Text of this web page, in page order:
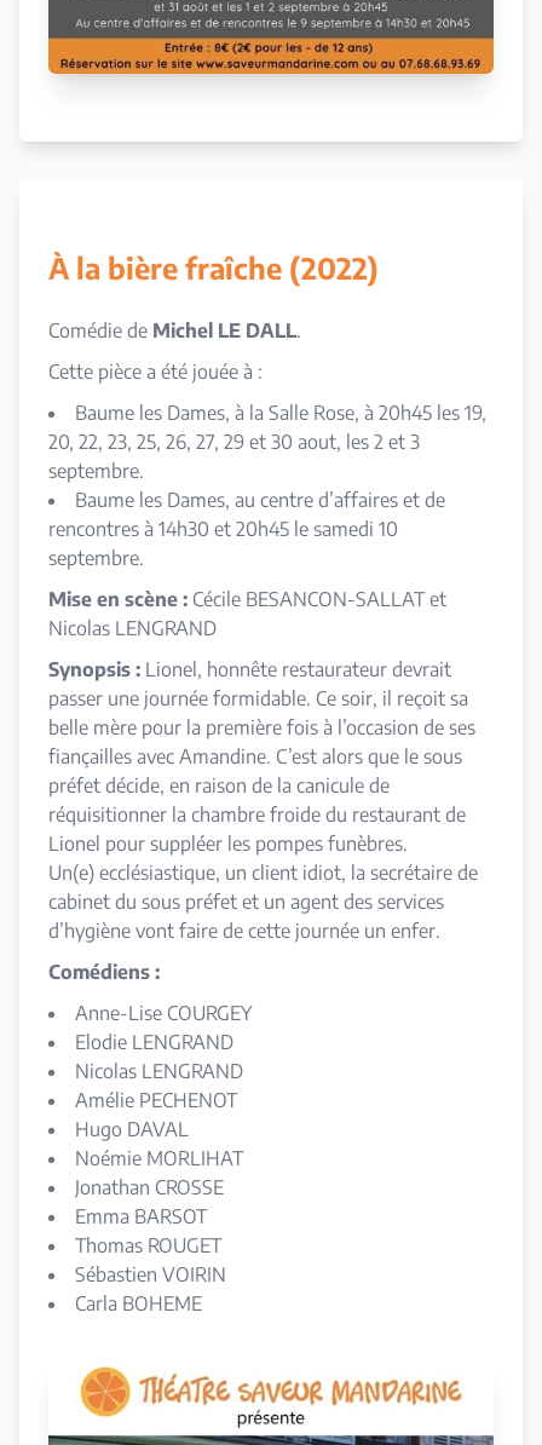
À la bière fraîche (2022)
Comédie de Michel LE DALL.
Cette pièce a été jouée à :
Baume les Dames, à la Salle Rose, à 20h45 les 19,
20, 22, 23, 25, 26, 27, 29 et 30 aout, les 2 et 3
septembre.
Baume les Dames, au centre d’affaires et de
rencontres à 14h30 et 20h45 le samedi 10
septembre.
Mise en scène : Cécile BESANCON-SALLAT et
Nicolas LENGRAND
Synopsis : Lionel, honnête restaurateur devrait
passer une journée formidable. Ce soir, il reçoit sa
belle mère pour la première fois à l’occasion de ses
fiançailles avec Amandine. C’est alors que le sous
préfet décide, en raison de la canicule de
réquisitionner la chambre froide du restaurant de
Lionel pour suppléer les pompes funèbres.
Un(e) ecclésiastique, un client idiot, la secrétaire de
cabinet du sous préfet et un agent des services
d’hygiène vont faire de cette journée un enfer.
Comédiens :
Anne-Lise COURGEY
Elodie LENGRAND
Nicolas LENGRAND
Amélie PECHENOT
Hugo DAVAL
Noémie MORLIHAT
Jonathan CROSSE
Emma BARSOT
Thomas ROUGET
Sébastien VOIRIN
Carla BOHEME